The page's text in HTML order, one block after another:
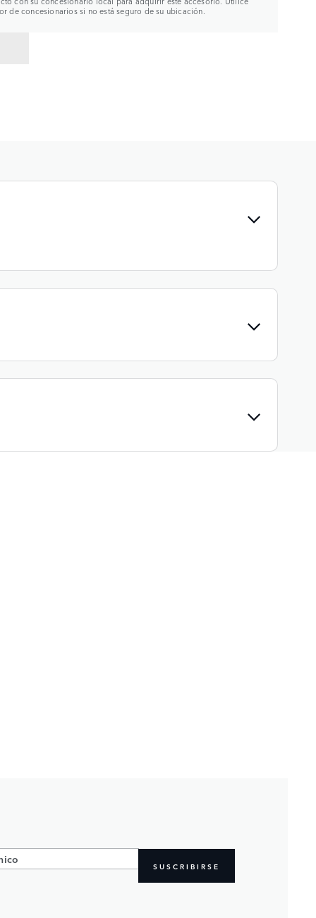
de concesionarios si no está seguro de su ubicación.
SUSCRIBIRSE